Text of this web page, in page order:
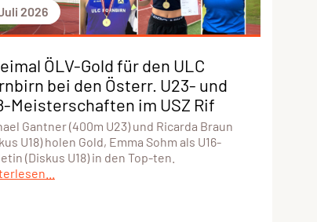
2026
ÖLV-Gold für den ULC
bei den Österr. U23- und
Meisterschaften im USZ Rif
Gantner (400m U23) und Ricarda Braun
U18) holen Gold, Emma Sohm als U16-
(Diskus U18) in den Top-ten.